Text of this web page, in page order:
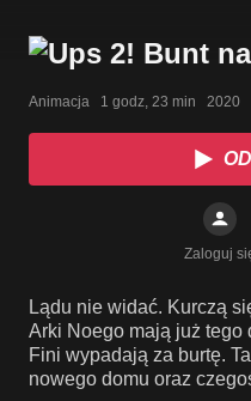
Animacja   1 godz, 23 min   2020
Zaloguj
Lądu nie widać. Kurczą
Arki Noego mają już tego
Fini wypadają za burtę.
nowego domu oraz